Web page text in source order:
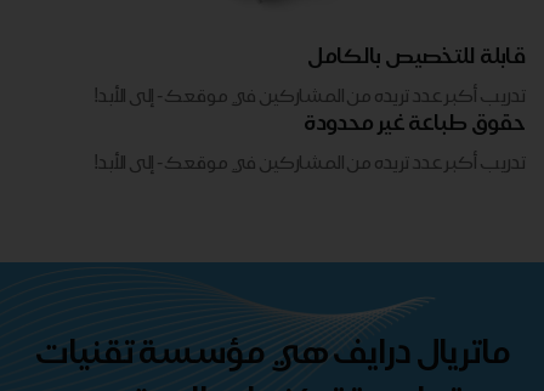
قابلة للتخصيص بالكامل
تدريب أكبر عدد تريده من المشاركين في موقعك - ​​إلى الأبد!
حقوق طباعة غير محدودة
تدريب أكبر عدد تريده من المشاركين في موقعك - ​​إلى الأبد!
ماتريال درايف هي مؤسسة تقنيات